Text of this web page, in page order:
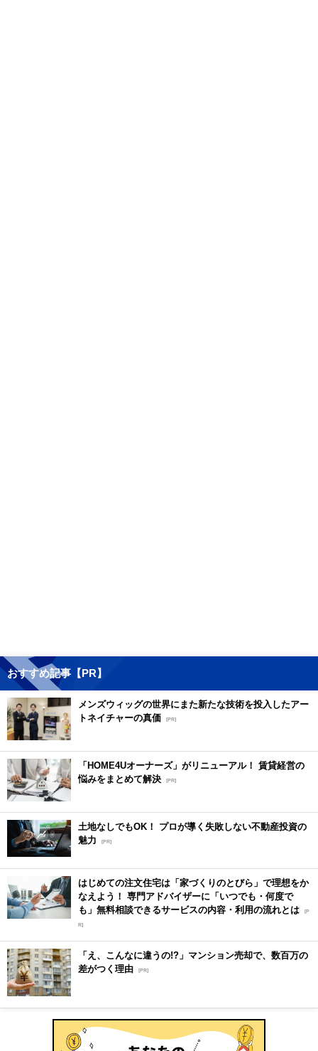
おすすめ記事【PR】
メンズウィッグの世界にまた新たな技術を投入したアー
トネイチャーの真価 [PR]
「HOME4Uオーナーズ」がリニューアル！ 賃貸経営の
悩みをまとめて解決 [PR]
土地なしでもOK！ プロが導く失敗しない不動産投資の
魅力
[PR]
はじめての注文住宅は「家づくりのとびら」で理想をか
なえよう！ 専門アドバイザーに「いつでも・何度で
も」無料相談できるサービスの内容・利用の流れとは [P
R]
「え、こんなに違うの!?」マンション売却で、数百万の
差がつく理由 [PR]